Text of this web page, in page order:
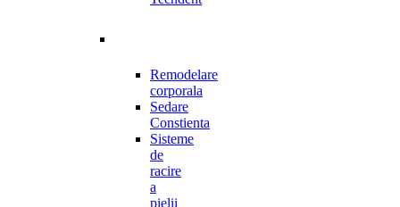
Remodelare
corporala
Sedare
Constienta
Sisteme
de
racire
a
pielii